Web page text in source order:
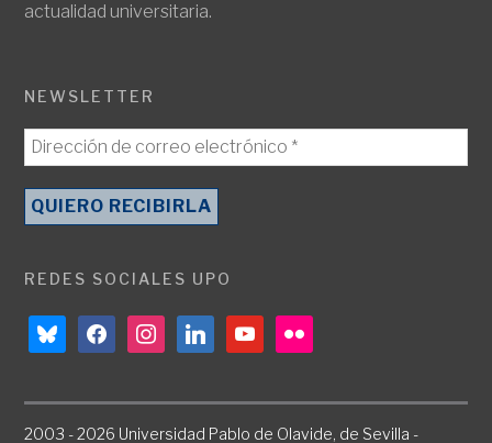
actualidad universitaria.
NEWSLETTER
REDES SOCIALES UPO
blueskyfacebookinstagramlinkedinyoutubeflickr
2003 - 2026 Universidad Pablo de Olavide, de Sevilla -